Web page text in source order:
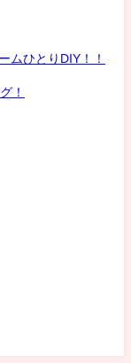
ムひとりDIY！！
！